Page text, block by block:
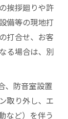
挨拶廻りや許
備等の現地打
打合せ、お客
る場合は、別
、防音室設置
取り外し、エ
など）を伴う